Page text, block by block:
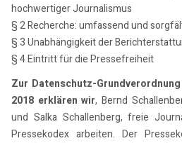
hochwertiger Journalismus
§ 2 Recherche: umfassend und
§ 3 Unabhängigkeit der
§ 4 Eintritt für die Pressefreiheit
Zur Datenschutz-
2018 erklären wir, Bernd
und Salka Schallenberg, freie
Pressekodex arbeiten. Der